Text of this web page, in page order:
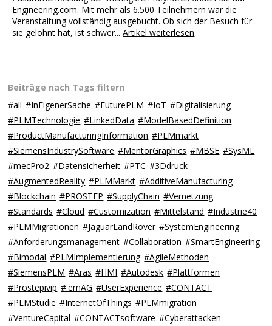
Engineering.com. Mit mehr als 6.500 Teilnehmern war die
Veranstaltung vollständig ausgebucht. Ob sich der Besuch für
sie gelohnt hat, ist schwer...Artikel weiterlesen
Beiträge nach Tags filtern
#all #InEigenerSache #FuturePLM #IoT #Digitalisierung
#PLMTechnologie #LinkedData #ModelBasedDefinition
#ProductManufacturingInformation #PLMmarkt
#SiemensIndustrySoftware #MentorGraphics #MBSE #SysML
#mecPro2 #Datensicherheit #PTC #3Ddruck
#AugmentedReality #PLMMarkt #AdditiveManufacturing
#Blockchain #PROSTEP #SupplyChain #Vernetzung
#Standards #Cloud #Customization #Mittelstand #Industrie40
#PLMMigrationen #JaguarLandRover #SystemEngineering
#Anforderungsmanagement #Collaboration #SmartEngineering
#Bimodal #PLMImplementierung #AgileMethoden
#SiemensPLM #Aras #HMI #Autodesk #Plattformen
#Prostepivip #:emAG #UserExperience #CONTACT
#PLMStudie #InternetOfThings #PLMmigration
#VentureCapital #CONTACTsoftware #Cyberattacken